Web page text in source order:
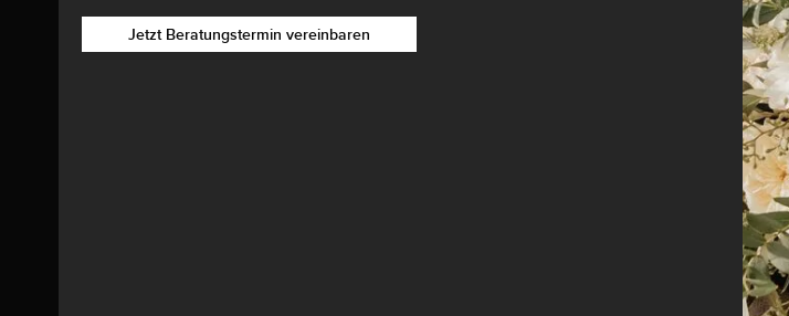
Jetzt Beratungstermin vereinbaren